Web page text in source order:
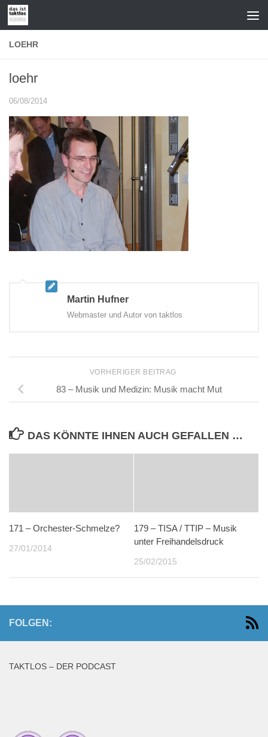
Zum Inhalt springen
LOEHR
loehr
06/08/2014
Martin Hufner
Webmaster und Autor von taktlos
VORHERIGER BEITRAG
83 – Musik und Medizin: Musik macht Mut
DAS KÖNNTE IHNEN AUCH GEFALLEN …
171 – Orchester-Schmelze?
27/01/2014
179 – TISA / TTIP – Musik
unter Freihandelsdruck
25/02/2015
FOLGEN:
TAKTLOS – DER PODCAST